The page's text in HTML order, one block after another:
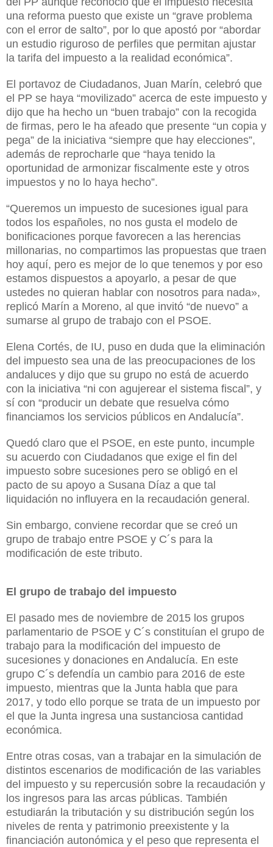
una reforma puesto que existe un “grave problema
con el error de salto”, por lo que apostó por “abordar
un estudio riguroso de perfiles que permitan ajustar
la tarifa del impuesto a la realidad económica”.
El portavoz de Ciudadanos, Juan Marín, celebró que
el PP se haya “movilizado” acerca de este impuesto y
dijo que ha hecho un “buen trabajo” con la recogida
de firmas, pero le ha afeado que presente “un copia y
pega” de la iniciativa “siempre que hay elecciones”,
además de reprocharle que “haya tenido la
oportunidad de armonizar fiscalmente este y otros
impuestos y no lo haya hecho”.
“Queremos un impuesto de sucesiones igual para
todos los españoles, no nos gusta el modelo de
bonificaciones porque favorecen a las herencias
millonarias, no compartimos las propuestas que traen
hoy aquí, pero es mejor de lo que tenemos y por eso
estamos dispuestos a apoyarlo, a pesar de que
ustedes no quieran hablar con nosotros para nada»,
replicó Marín a Moreno, al que invitó “de nuevo” a
sumarse al grupo de trabajo con el PSOE.
Elena Cortés, de IU, puso en duda que la eliminación
del impuesto sea una de las preocupaciones de los
andaluces y dijo que su grupo no está de acuerdo
con la iniciativa “ni con agujerear el sistema fiscal”, y
sí con “producir un debate que resuelva cómo
financiamos los servicios públicos en Andalucía”.
Quedó claro que el PSOE, en este punto, incumple
su acuerdo con Ciudadanos que exige el fin del
impuesto sobre sucesiones pero se obligó en el
pacto de su apoyo a Susana Díaz a que tal
liquidación no influyera en la recaudación general.
Sin embargo, conviene recordar que se creó un
grupo de trabajo entre PSOE y C´s para la
modificación de este tributo.
El grupo de trabajo del impuesto
El pasado mes de noviembre de 2015 los grupos
parlamentario de PSOE y C´s constituían el grupo de
trabajo para la modificación del impuesto de
sucesiones y donaciones en Andalucía. En este
grupo C´s defendía un cambio para 2016 de este
impuesto, mientras que la Junta habla que para
2017, y todo ello porque se trata de un impuesto por
el que la Junta ingresa una sustanciosa cantidad
económica.
Entre otras cosas, van a trabajar en la simulación de
distintos escenarios de modificación de las variables
del impuesto y su repercusión sobre la recaudación y
los ingresos para las arcas públicas. También
estudiarán la tributación y su distribución según los
niveles de renta y patrimonio preexistente y la
financiación autonómica y el peso que representa el